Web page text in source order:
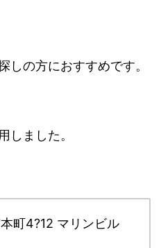
しの方におすすめです。
しました。
町4?12 マリンビル